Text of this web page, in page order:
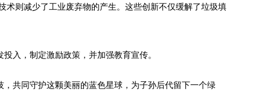
则减少了工业废弃物的产生。这些创新不仅缓解了垃圾填
入，制定激励政策，并加强教育宣传。
共同守护这颗美丽的蓝色星球，为子孙后代留下一个绿